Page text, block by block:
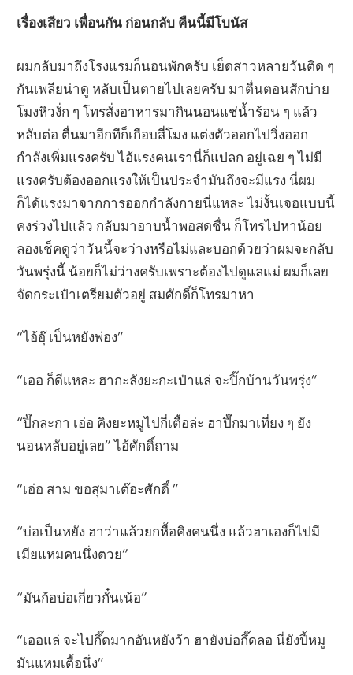
เรื่องเสียว เพื่อนกัน ก่อนกลับ คืนนี้มีโบนัส
ผมกลับมาถึงโรงแรมก็นอนพักครับ เย็ดสาวหลายวันติด ๆ
กันเพลียน่าดู หลับเป็นตายไปเลยครับ มาตื่นตอนสักบ่าย
โมงหิวงั่ก ๆ โทรสั่งอาหารมากินนอนแช่น้ำร้อน ๆ แล้ว
หลับต่อ ตื่นมาอีกทีก็เกือบสี่โมง แต่งตัวออกไปวิ่งออก
กำลังเพิ่มแรงครับ ไอ้แรงคนเรานี่ก็แปลก อยู่เฉย ๆ ไม่มี
แรงครับต้องออกแรงให้เป็นประจำมันถึงจะมีแรง นี่ผม
ก็ได้แรงมาจากการออกกำลังกายนี่แหละ ไม่งั้นเจอแบบนี้
คงร่วงไปแล้ว กลับมาอาบน้ำพอสดชื่น ก็โทรไปหาน้อย
ลองเช็คดูว่าวันนี้จะว่างหรือไม่และบอกด้วยว่าผมจะกลับ
วันพรุ่งนี้ น้อยก็ไม่ว่างครับเพราะต้องไปดูแลแม่ ผมก็เลย
จัดกระเป๋าเตรียมตัวอยู่ สมศักดิ์ก็โทรมาหา
“ไอ้อุ๊ เป็นหยังพ่อง”
“เออ ก็ดีแหละ ฮากะลังยะกะเป๋าแล่ จะปิ๊กบ้านวันพรุ่ง”
“ปิ๊กละกา เอ่อ คิงยะหมูไปกี่เตื้อล่ะ ฮาปิ๊กมาเที่ยง ๆ ยัง
นอนหลับอยู่เลย” ไอ้ศักดิ์ถาม
“เอ่อ สาม ขอสุมาเต๊อะศักดิ์ ”
“บ่อเป็นหยัง ฮาว่าแล้วยกหื้อคิงคนนึ่ง แล้วฮาเองก็ไปมี
เมียแหมคนนึ่งตวย”
“มันก้อบ่อเกี่ยวกั๋นเน้อ”
“เออแล่ จะไปกึ๊ดมากอันหยังว้า ฮายังบ่อกึ๊ดลอ นี่ยังปี้หมู
มันแหมเตื้อนึ่ง”